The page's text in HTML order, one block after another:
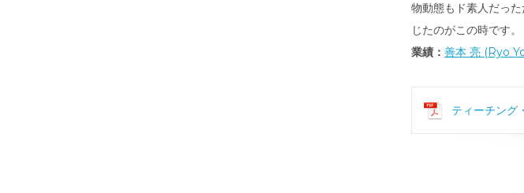
物動態もド素人だっ
じたのがこの時です。
業績： 善本 亮 (Ryo
ティーチング